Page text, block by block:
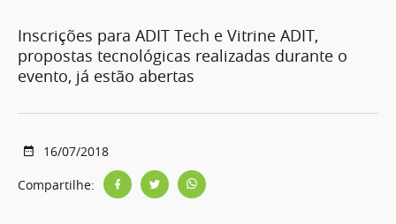
Inscrições para ADIT Tech e Vitrine ADIT,
propostas tecnológicas realizadas durante o
evento, já estão abertas
16/07/2018
Compartilhe: